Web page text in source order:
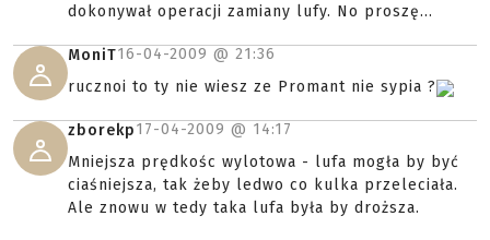
dokonywał operacji zamiany lufy. No proszę...
MoniT16-04-2009 @ 21:36
rucznoi to ty nie wiesz ze Promant nie sypia ?
zborekp17-04-2009 @ 14:17
Mniejsza prędkośc wylotowa - lufa mogła by być
ciaśniejsza, tak żeby ledwo co kulka przeleciała.
Ale znowu w tedy taka lufa była by droższa.